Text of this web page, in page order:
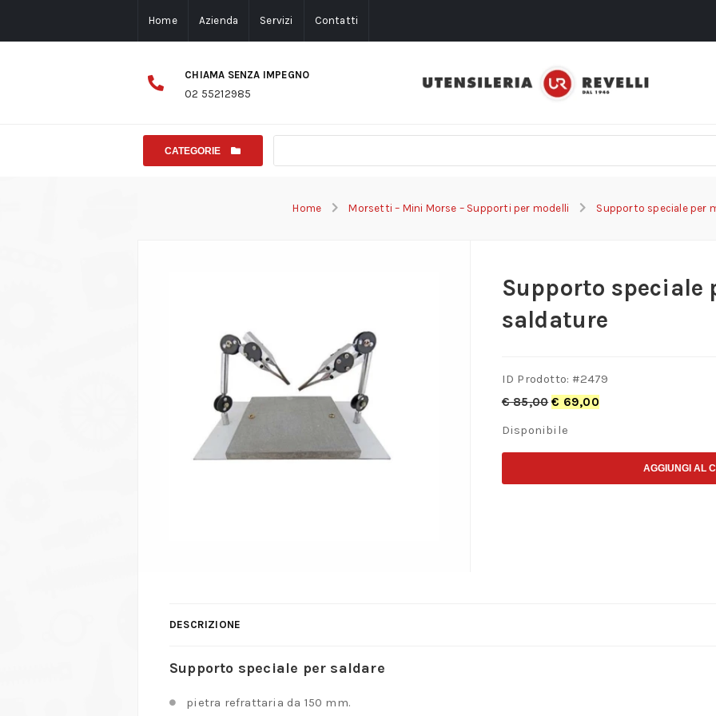
Home Azienda Servizi Contatti
CHIAMA SENZA IMPEGNO
02 55212985
CATEGORIE
Home Morsetti – Mini Morse – Supporti per modelli Supporto speciale per
Supporto speciale
saldature
ID Prodotto: #2479
€85,00 € 69,00
Disponibile
AGGIUNGI AL
DESCRIZIONE
Supporto speciale per saldare
pietra refrattaria da 150 mm.